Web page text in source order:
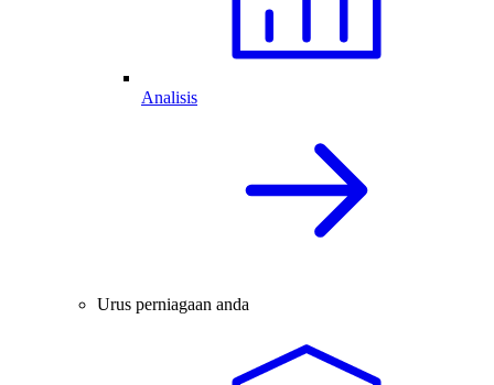
Analisis
Urus perniagaan anda